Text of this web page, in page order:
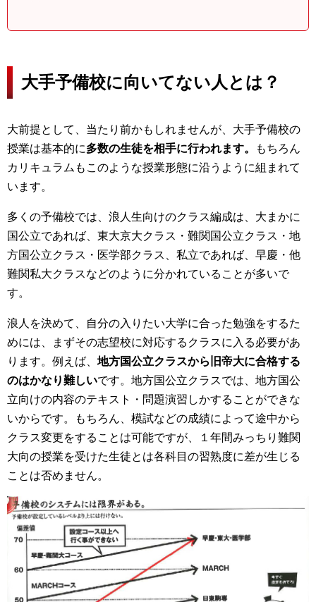
大手予備校に向いてない人とは？
大前提として、当たり前かもしれませんが、大手予備校の
授業は基本的に多数の生徒を相手に行われます。
もちろん
カリキュラムもこのような授業形態に沿うように組まれて
います。
多くの予備校では、浪人生向けのクラス編成は、大まかに
国公立であれば、東大京大クラス・難関国公立クラス・地
方国公立クラス・医学部クラス、私立であれば、早慶・他
難関私大クラスなどのように分かれていることが多いで
す。
浪人を決めて、自分の入りたい大学に合った勉強をするた
めには、まずその志望校に対応するクラスに入る必要があ
ります。例えば、 地方国公立クラスから旧帝大に合格する
のはかなり難しいです。地方国公立クラスでは、地方国公
立向けの内容のテキスト・問題演習しかすることができな
いからです。もちろん、模試などの成績によって途中から
クラス変更をすることは可能ですが、１年間みっちり難関
大向の授業を受けた生徒とは各科目の習熟度に差が生じる
ことは否めません。